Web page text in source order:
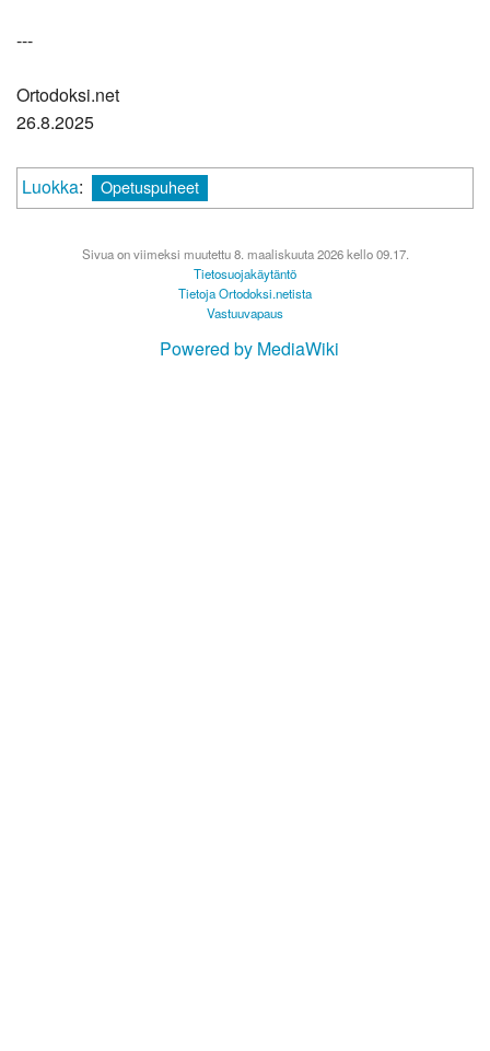
---
Ortodoksi.net
26.8.2025
Luokka: Opetuspuheet
Sivua on viimeksi muutettu 8. maaliskuuta 2026 kello 09.17.
Tietosuojakäytäntö
Tietoja Ortodoksi.netista
Vastuuvapaus
Powered by MediaWiki